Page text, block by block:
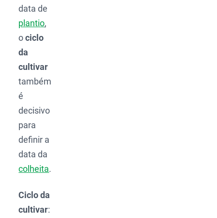
data de
plantio,
ociclo
da
cultivar
também
é
decisivo
para
definir a
data da
colheita.
Ciclo da
cultivar: